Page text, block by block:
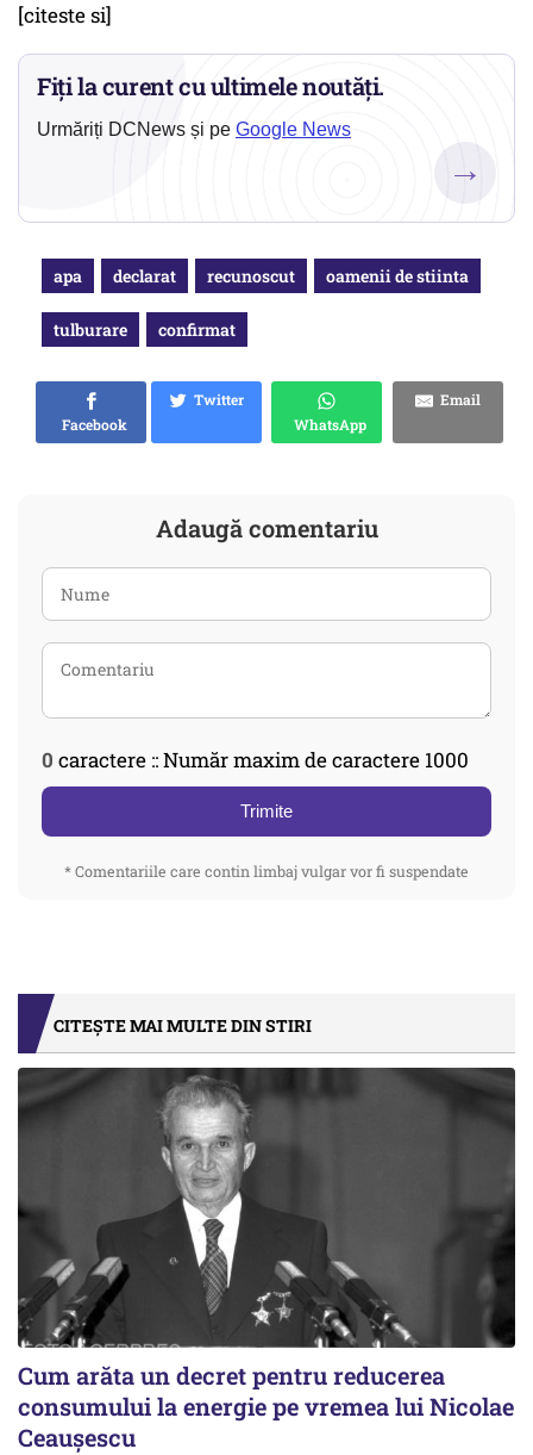
[citeste si]
Fiți la curent cu ultimele noutăți.
Urmăriți DCNews și pe Google News
→
apa declarat recunoscut oamenii de stiinta
tulburare confirmat
Facebook
Twitter
WhatsApp
Email
Adaugă comentariu
0 caractere :: Număr maxim de caractere 1000
Trimite
* Comentariile care contin limbaj vulgar vor fi suspendate
CITEȘTE MAI MULTE DIN STIRI
Cum arăta un decret pentru reducerea
consumului la energie pe vremea lui Nicolae
Ceaușescu